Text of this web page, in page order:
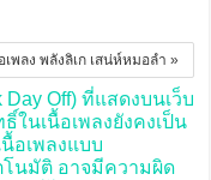
เพลง พลังลิเก เสน่ห์หมอลำ »
Off) ที่แสดงบนเว็บ
ในเนื้อเพลงยังคงเป็น
อเพลงแบบ
โนมัติ อาจมีความผิด